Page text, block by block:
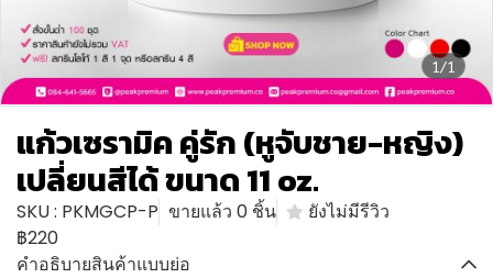
1/1
แก้วเซรามิค คู่รัก (หูจับชาย-หญิง)
เปลี่ยนสีได้ ขนาด 11 oz.
SKU : PKMGCP-P ขายแล้ว 0 ชิ้น
ยังไม่มีรีวิว
฿220
คำอธิบายสินค้าแบบย่อ